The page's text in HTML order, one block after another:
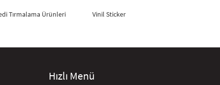
Tırmalama Ürünleri Vinil Sticker
Hızlı Menü